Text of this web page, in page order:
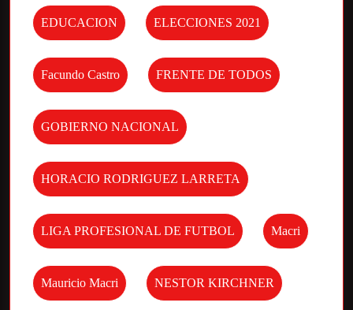
EDUCACION ELECCIONES 2021
Facundo Castro FRENTE DE TODOS
GOBIERNO NACIONAL
HORACIO RODRIGUEZ LARRETA
LIGA PROFESIONAL DE FUTBOL Macri
Mauricio Macri NESTOR KIRCHNER